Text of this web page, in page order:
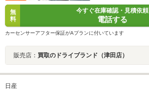
無
料
今すぐ在庫確認・見積依頼
電話する
カーセンサーアフター保証がAプランに付いています
販売店： 買取のドライブランド（津田店）
日産